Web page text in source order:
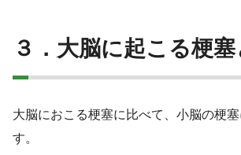
３．大脳に起こる梗
大脳におこる梗塞に比べて、小脳の梗
す。